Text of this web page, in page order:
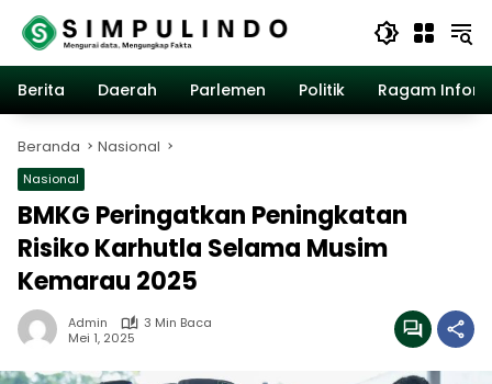
Langsung
konten
Berita
Daerah Parlemen Politik Ragam
Beranda Nasional
Nasional
BMKG Peringatkan Peningkatan
Risiko Karhutla Selama Musim
Kemarau 2025
Admin
3 Min Baca
Mei 1, 2025